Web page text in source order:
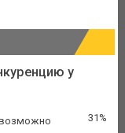
у
31%